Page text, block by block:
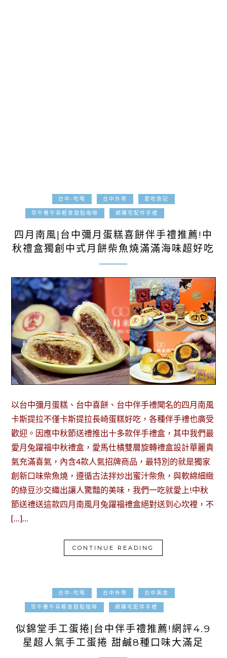
台中-吃喝 台中外帶 愛吃食記
早午餐午茶輕食甜點咖啡 網購宅配伴手禮
四月南風|台中彌月蛋糕喜餅伴手禮推薦!中
秋禮盒獨創中式月餅柴魚燒滿滿海味超好吃
以台中彌月蛋糕、台中喜餅、台中伴手禮聞名的四月南風
卡斯提拉不僅卡斯提拉長崎蛋糕好吃，各種伴手禮也廣受
歡迎。因應中秋節送禮推出十多款伴手禮盒，其中我們最
愛月兔躍福中秋禮盒，愛馬仕橘雙層旋轉禮盒設計華麗貴
氣充滿喜氣，內含4款人氣招牌商品，最特別的就是獨家
創新口味柴魚燒，遵循古法拌炒出蜜汁柴魚，與軟綿細緻
的綠豆沙交織出讓人驚豔的美味，我們一吃就愛上!中秋
節送禮送這款四月南風月兔躍福禮盒絕對送到心坎裡，不
[…]…
CONTINUE READING
台中-吃喝 台中外帶 台中美食
早午餐午茶輕食甜點咖啡 網購宅配伴手禮
似錦堂手工蛋捲|台中伴手禮推薦!網評4.9
星超人氣手工蛋捲 甜鹹8種口味大滿足